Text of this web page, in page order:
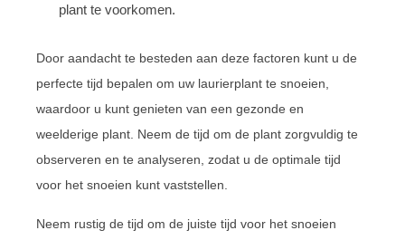
plant te voorkomen.
Door aandacht te besteden aan deze factoren kunt u de
perfecte tijd bepalen om uw laurierplant te snoeien,
waardoor u kunt genieten van een gezonde en
weelderige plant. Neem de tijd om de plant zorgvuldig te
observeren en te analyseren, zodat u de optimale tijd
voor het snoeien kunt vaststellen.
Neem rustig de tijd om de juiste tijd voor het snoeien